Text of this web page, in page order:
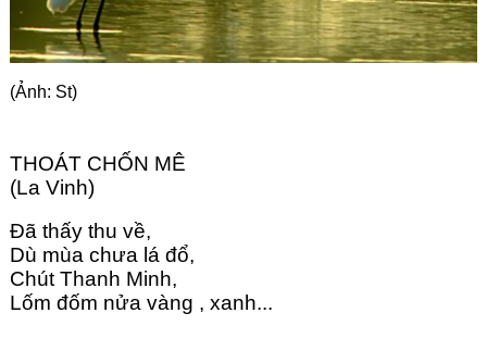
(Ảnh: St)
THOÁT CHỐN MÊ
(La Vinh)
Đã thấy thu về,
Dù mùa chưa lá đổ,
Chút Thanh Minh,
Lốm đốm nửa vàng , xanh...